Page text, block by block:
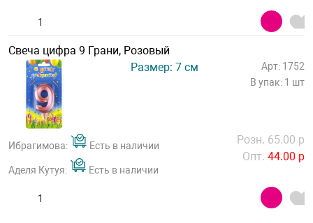
Свеча цифра 9 Грани, Розовый
Размер: 7 см
Арт: 1752
В упак: 1 шт
Ибрагимова: Есть в наличии
Аделя Кутуя: Есть в наличии
Розн. 65.00 р
Опт. 44.00 р